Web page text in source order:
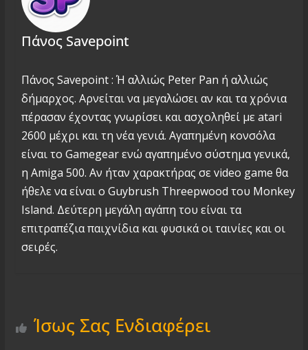
Πάνος Savepoint
Πάνος Savepoint : Ή αλλιώς Peter Pan ή αλλιώς
δήμαρχος. Αρνείται να μεγαλώσει αν και τα χρόνια
πέρασαν έχοντας γνωρίσει και ασχοληθεί με atari
2600 μέχρι και τη νέα γενιά. Αγαπημένη κονσόλα
είναι το Gamegear ενώ αγαπημένο σύστημα γενικά,
η Amiga 500. Αν ήταν χαρακτήρας σε video game θα
ήθελε να είναι ο Guybrush Threepwood του Monkey
Island. Δεύτερη μεγάλη αγάπη του είναι τα
επιτραπέζια παιχνίδια και φυσικά οι ταινίες και οι
σειρές.
Ίσως Σας Ενδιαφέρει